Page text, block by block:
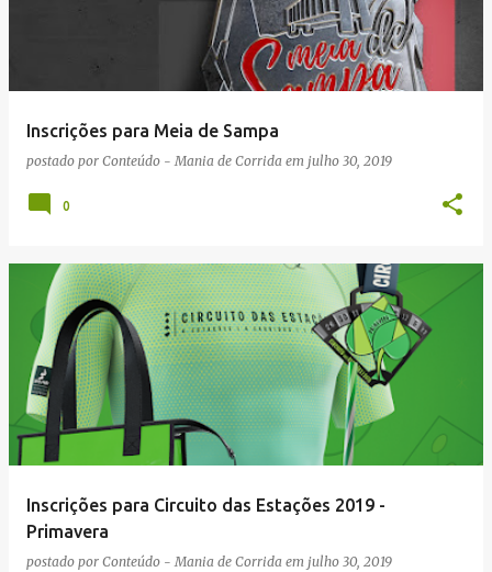
Inscrições para Meia de Sampa
postado por Conteúdo - Mania de Corrida em julho 30, 2019
0
Inscrições para Circuito das Estações 2019 -
Primavera
postado por Conteúdo - Mania de Corrida em julho 30, 2019